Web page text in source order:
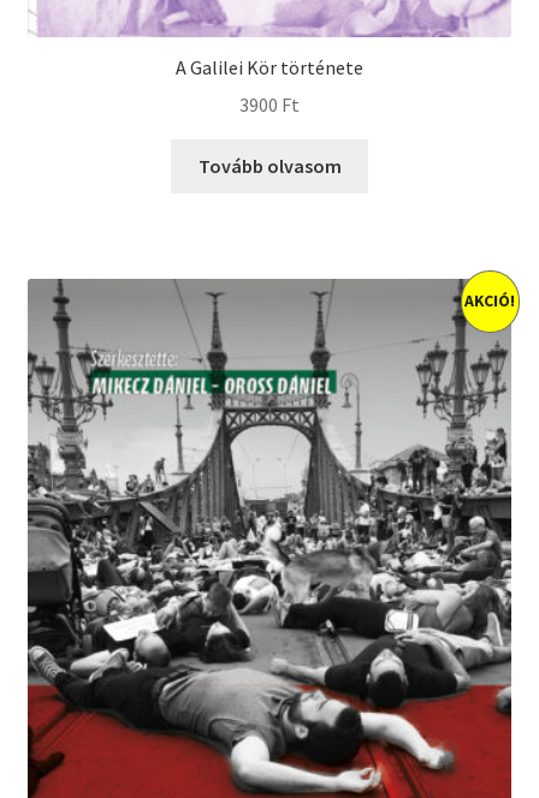
A Galilei Kör története
3900 Ft
Tovább olvasom
AKCIÓ!